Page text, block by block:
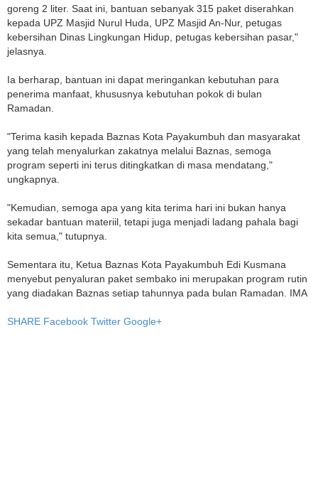
goreng 2 liter. Saat ini, bantuan sebanyak 315 paket diserahkan
kepada UPZ Masjid Nurul Huda, UPZ Masjid An-Nur, petugas
kebersihan Dinas Lingkungan Hidup, petugas kebersihan pasar,"
jelasnya.
Ia berharap, bantuan ini dapat meringankan kebutuhan para
penerima manfaat, khususnya kebutuhan pokok di bulan
Ramadan.
"Terima kasih kepada Baznas Kota Payakumbuh dan masyarakat
yang telah menyalurkan zakatnya melalui Baznas, semoga
program seperti ini terus ditingkatkan di masa mendatang,"
ungkapnya.
"Kemudian, semoga apa yang kita terima hari ini bukan hanya
sekadar bantuan materiil, tetapi juga menjadi ladang pahala bagi
kita semua," tutupnya.
Sementara itu, Ketua Baznas Kota Payakumbuh Edi Kusmana
menyebut penyaluran paket sembako ini merupakan program rutin
yang diadakan Baznas setiap tahunnya pada bulan Ramadan. IMA
SHARE Facebook Twitter Google+